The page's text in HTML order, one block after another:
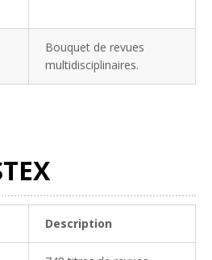
Bouquet de revues
multidisciplinaires.
Description